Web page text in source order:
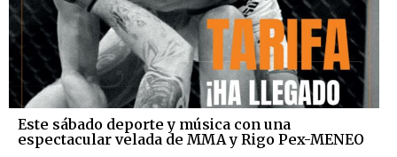
Este sábado deporte y música con una
espectacular velada de MMA y Rigo Pex-MENEO